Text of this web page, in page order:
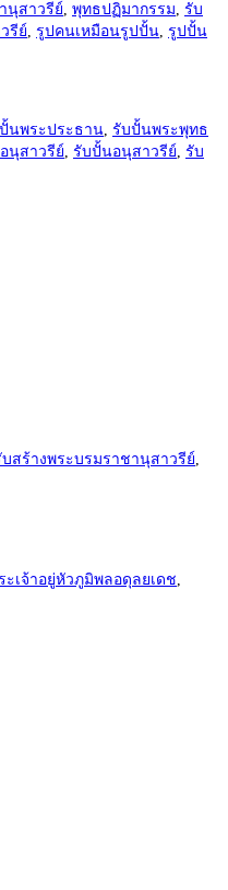
นุสาวรีย์, พุทธปฏิมากรรม, รับ
รีย์, รูปคนเหมือนรูปปั้น, รูปปั้น
นพระประธาน, รับปั้นพระพุทธ
นุสาวรีย์, รับปั้นอนุสาวรีย์, รับ
บสร้างพระบรมราชานุสาวรีย์,
เจ้าอยู่หัวภูมิพลอดุลยเดช,